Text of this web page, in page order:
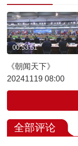
《朝闻天下》
20241119 08:00
00:53:51
全部评论